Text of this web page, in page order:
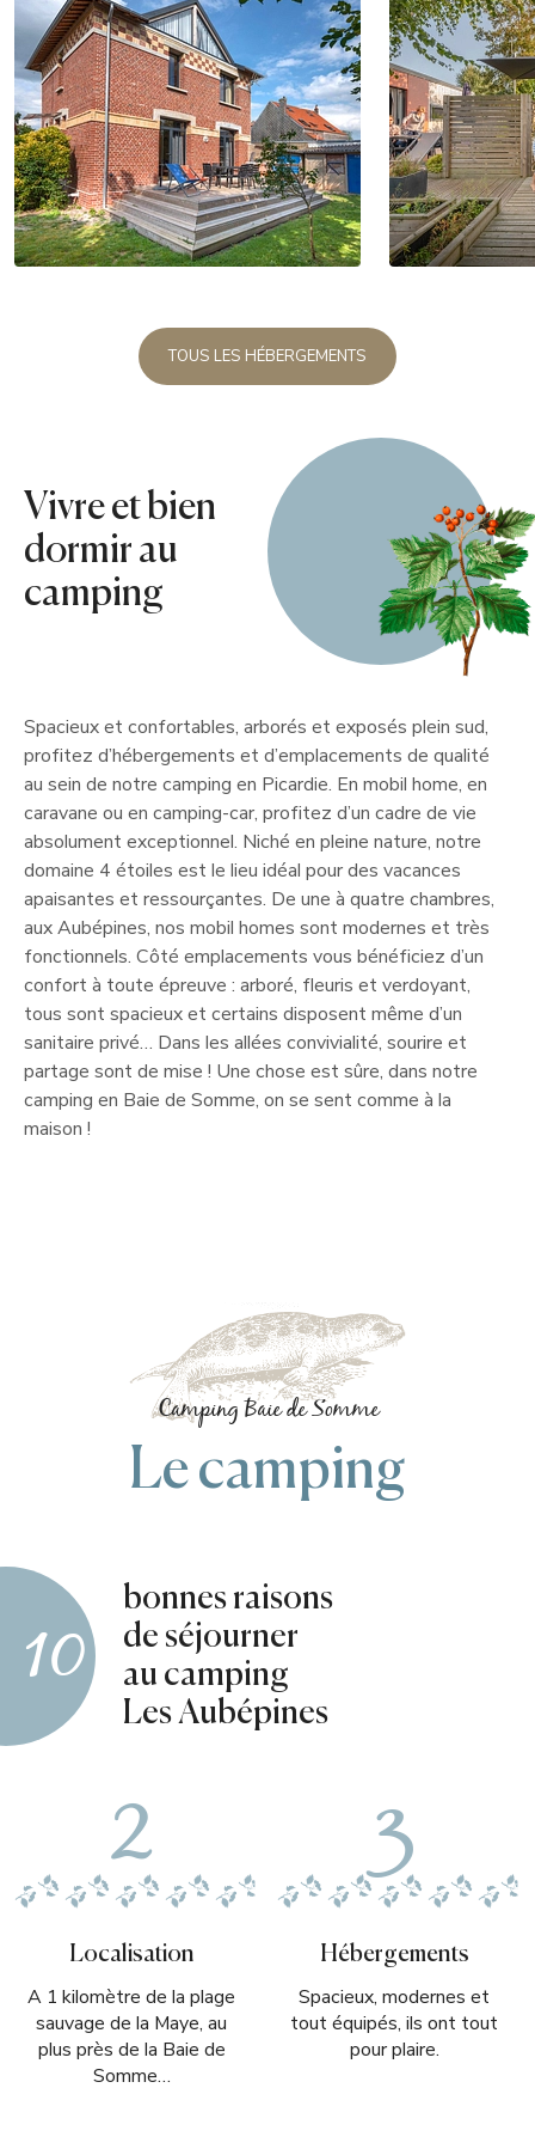
TOUS LES HÉBERGEMENTS
Vivre et bien
dormir au
camping
Spacieux et confortables, arborés et exposés plein sud,
profitez d’hébergements et d’emplacements de qualité
au sein de notre camping en Picardie. En mobil home, en
caravane ou en camping-car, profitez d’un cadre de vie
absolument exceptionnel. Niché en pleine nature, notre
domaine 4 étoiles est le lieu idéal pour des vacances
apaisantes et ressourçantes. De une à quatre chambres,
aux Aubépines, nos mobil homes sont modernes et très
fonctionnels. Côté emplacements vous bénéficiez d’un
confort à toute épreuve : arboré, fleuris et verdoyant,
tous sont spacieux et certains disposent même d’un
sanitaire privé… Dans les allées convivialité, sourire et
partage sont de mise ! Une chose est sûre, dans notre
camping en Baie de Somme, on se sent comme à la
maison !
Camping Baie de Somme
Le camping
10
bonnes raisons
de séjourner
au camping
Les Aubépines
2
Localisation
A 1 kilomètre de la plage
sauvage de la Maye, au
plus près de la Baie de
Somme…
3
Hébergements
Spacieux, modernes et
tout équipés, ils ont tout
pour plaire.